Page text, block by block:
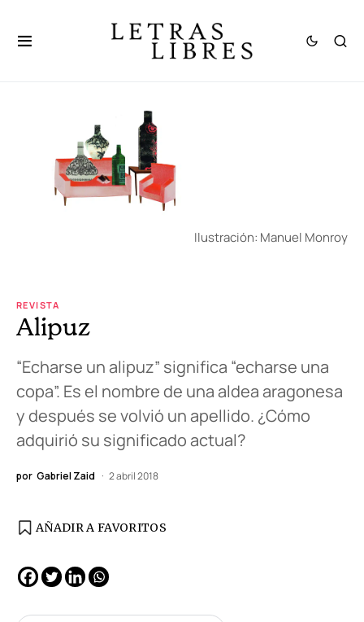
Ilustración: Manuel Monroy
REVISTA
Alipuz
“Echarse un alipuz” significa “echarse una
copa”. Es el nombre de una aldea aragonesa
y después se volvió un apellido. ¿Cómo
adquirió su significado actual?
por Gabriel Zaid 2 abril 2018
AÑADIR A FAVORITOS